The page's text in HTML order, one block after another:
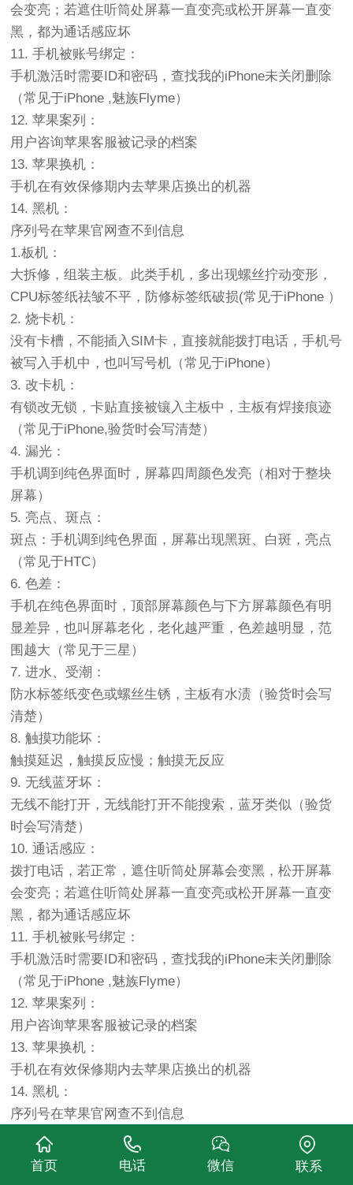
会变亮；若遮住听筒处屏幕一直变亮或松开屏幕一直变
黑，都为通话感应坏
11. 手机被账号绑定：
手机激活时需要ID和密码，查找我的iPhone未关闭删除
（常见于iPhone ,魅族Flyme）
12. 苹果案列：
用户咨询苹果客服被记录的档案
13. 苹果换机：
手机在有效保修期内去苹果店换出的机器
14. 黑机：
序列号在苹果官网查不到信息
1.板机：
大拆修，组装主板。此类手机，多出现螺丝拧动变形，
CPU标签纸祛皱不平，防修标签纸破损(常见于iPhone ）
2. 烧卡机：
没有卡槽，不能插入SIM卡，直接就能拨打电话，手机号
被写入手机中，也叫写号机（常见于iPhone）
3. 改卡机：
有锁改无锁，卡贴直接被镶入主板中，主板有焊接痕迹
（常见于iPhone,验货时会写清楚）
4. 漏光：
手机调到纯色界面时，屏幕四周颜色发亮（相对于整块
屏幕）
5. 亮点、斑点：
斑点：手机调到纯色界面，屏幕出现黑斑、白斑，亮点
（常见于HTC）
6. 色差：
手机在纯色界面时，顶部屏幕颜色与下方屏幕颜色有明
显差异，也叫屏幕老化，老化越严重，色差越明显，范
围越大（常见于三星）
7. 进水、受潮：
防水标签纸变色或螺丝生锈，主板有水渍（验货时会写
清楚）
8. 触摸功能坏：
触摸延迟，触摸反应慢；触摸无反应
9. 无线蓝牙坏：
无线不能打开，无线能打开不能搜索，蓝牙类似（验货
时会写清楚）
10. 通话感应：
拨打电话，若正常，遮住听筒处屏幕会变黑，松开屏幕
会变亮；若遮住听筒处屏幕一直变亮或松开屏幕一直变
黑，都为通话感应坏
11. 手机被账号绑定：
手机激活时需要ID和密码，查找我的iPhone未关闭删除
（常见于iPhone ,魅族Flyme）
12. 苹果案列：
用户咨询苹果客服被记录的档案
13. 苹果换机：
手机在有效保修期内去苹果店换出的机器
14. 黑机：
序列号在苹果官网查不到信息
1.板机：
大拆修，组装主板。此类手机，多出现螺丝拧动变形，
首页 电话 微信 联系